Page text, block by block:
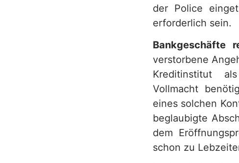
der Police
erforderlich sein.
Bankgeschäfte
verstorbene
Kreditinstitut
Vollmacht
eines solchen
beglaubigte
dem
schon zu